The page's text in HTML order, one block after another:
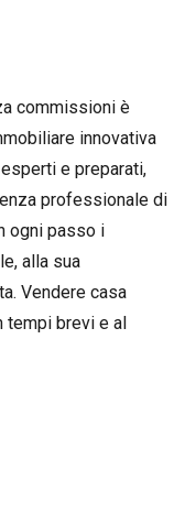
commissioni è
innovativa
e preparati,
professionale di
ogni passo i
alla sua
Vendere casa
tempi brevi e al